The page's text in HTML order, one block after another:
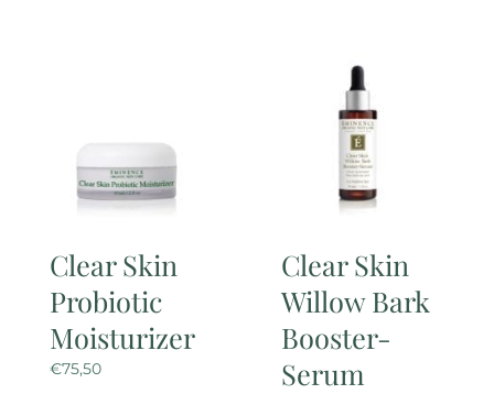
Clear Skin
Probiotic
Moisturizer
€75,50
Clear Skin
Willow Bark
Booster-
Serum